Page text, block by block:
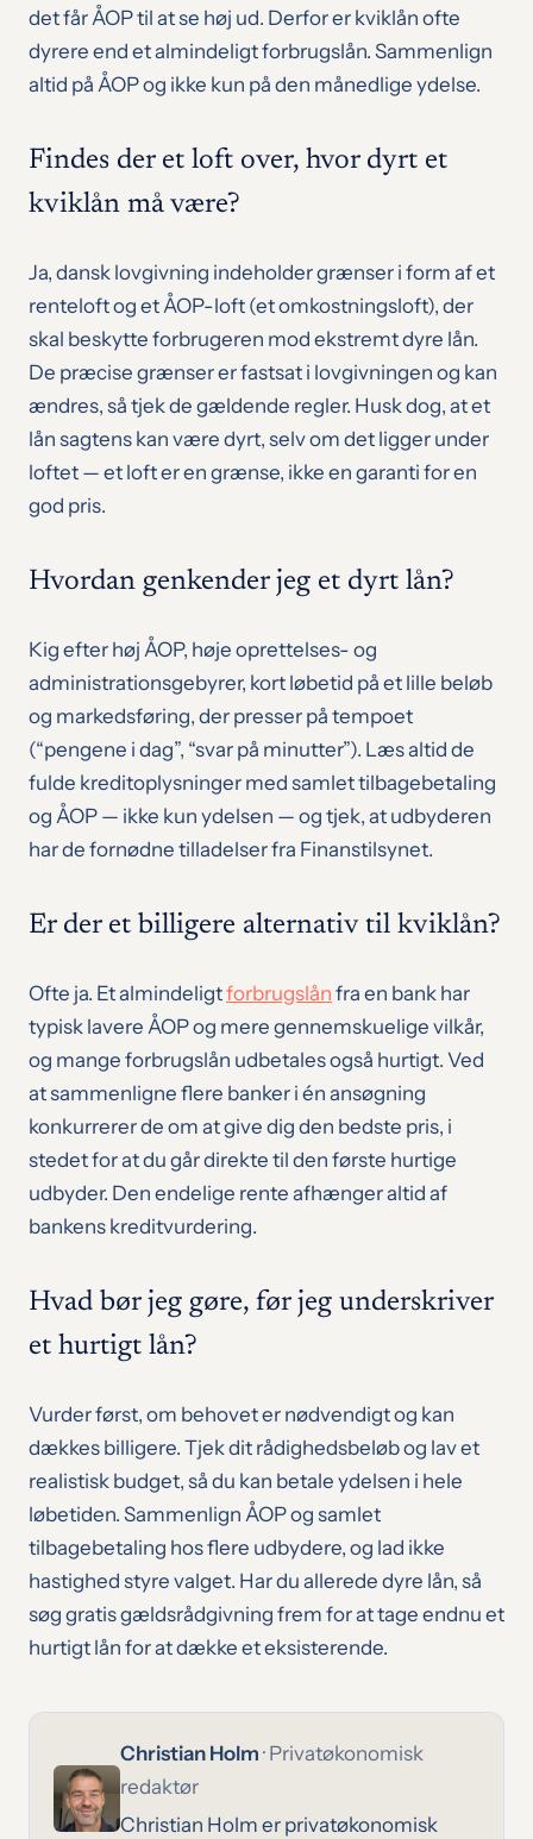
det får ÅOP til at se høj ud. Derfor er kviklån ofte
dyrere end et almindeligt forbrugslån. Sammenlign
altid på ÅOP og ikke kun på den månedlige ydelse.
Findes der et loft over, hvor dyrt et
kviklån må være?
Ja, dansk lovgivning indeholder grænser i form af et
renteloft og et ÅOP-loft (et omkostningsloft), der
skal beskytte forbrugeren mod ekstremt dyre lån.
De præcise grænser er fastsat i lovgivningen og kan
ændres, så tjek de gældende regler. Husk dog, at et
lån sagtens kan være dyrt, selv om det ligger under
loftet — et loft er en grænse, ikke en garanti for en
god pris.
Hvordan genkender jeg et dyrt lån?
Kig efter høj ÅOP, høje oprettelses- og
administrationsgebyrer, kort løbetid på et lille beløb
og markedsføring, der presser på tempoet
(“pengene i dag”, “svar på minutter”). Læs altid de
fulde kreditoplysninger med samlet tilbagebetaling
og ÅOP — ikke kun ydelsen — og tjek, at udbyderen
har de fornødne tilladelser fra Finanstilsynet.
Er der et billigere alternativ til kviklån?
Ofte ja. Et almindeligtforbrugslån fra en bank har
typisk lavere ÅOP og mere gennemskuelige vilkår,
og mange forbrugslån udbetales også hurtigt. Ved
at sammenligne flere banker i én ansøgning
konkurrerer de om at give dig den bedste pris, i
stedet for at du går direkte til den første hurtige
udbyder. Den endelige rente afhænger altid af
bankens kreditvurdering.
Hvad bør jeg gøre, før jeg underskriver
et hurtigt lån?
Vurder først, om behovet er nødvendigt og kan
dækkes billigere. Tjek dit rådighedsbeløb og lav et
realistisk budget, så du kan betale ydelsen i hele
løbetiden. Sammenlign ÅOP og samlet
tilbagebetaling hos flere udbydere, og lad ikke
hastighed styre valget. Har du allerede dyre lån, så
søg gratis gældsrådgivning frem for at tage endnu et
hurtigt lån for at dække et eksisterende.
Christian Holm · Privatøkonomisk
redaktør
Christian Holm er privatøkonomisk